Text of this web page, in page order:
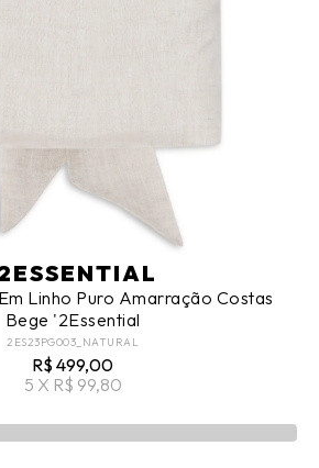
Linho Puro Amarração Costas
Bege '2Essential
2ES23PG003_NATURAL
R$ 499,00
5 X R$ 99,80